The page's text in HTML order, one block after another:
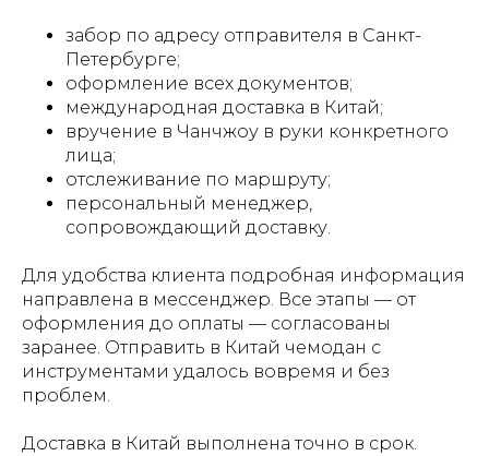
забор по адресу отправителя в Санкт-
Петербурге;
оформление всех документов;
международная доставка в Китай;
вручение в Чанчжоу в руки конкретного
лица;
отслеживание по маршруту;
персональный менеджер,
сопровождающий доставку.
Для удобства клиента подробная информация
направлена в мессенджер. Все этапы — от
оформления до оплаты — согласованы
заранее. Отправить в Китай чемодан с
инструментами удалось вовремя и без
проблем.
Доставка в Китай выполнена точно в срок.